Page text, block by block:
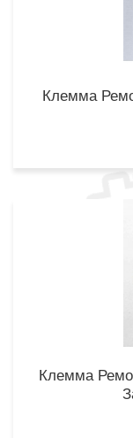
Клемма
Клемма